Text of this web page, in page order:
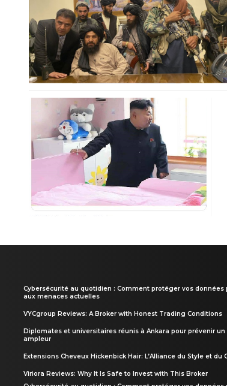
Cybersécurité au quotidien : Comment protéger vos
aux menaces actuelles
VYCgroup Reviews: A Broker with Honest Trading Conditions
Diplomates et universitaires réunis à Ankara pour prévenir
ampleur
Extensions Cheveux Hickenbick Hair: L’Alliance du Style et du
Viriora Reviews: Why It Is Safe to Invest with This Broker